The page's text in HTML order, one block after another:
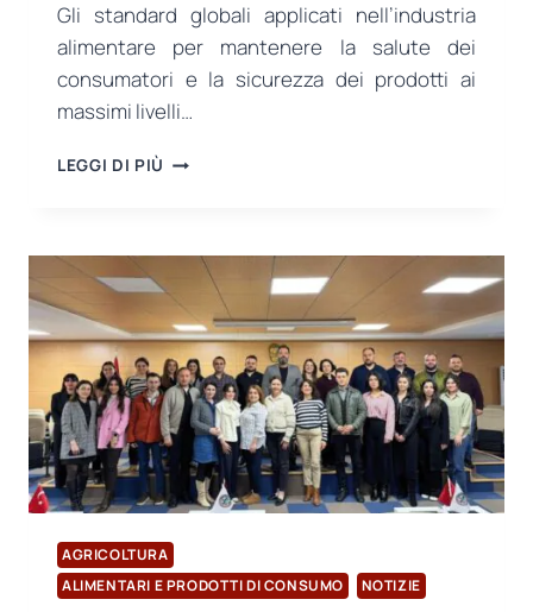
Gli standard globali applicati nell’industria
alimentare per mantenere la salute dei
consumatori e la sicurezza dei prodotti ai
massimi livelli…
LEGGI DI PIÙ AGGIORNAMENTO
BRCGS
FOOD
V.9!
AGRICOLTURA
ALIMENTARI E PRODOTTI DI CONSUMO
NOTIZIE